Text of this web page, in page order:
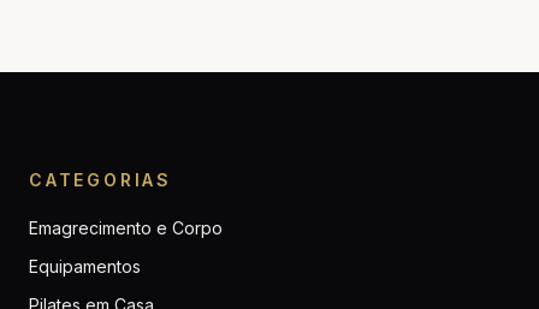
CATEGORIAS
Emagrecimento e Corpo
Equipamentos
Pilates em Casa